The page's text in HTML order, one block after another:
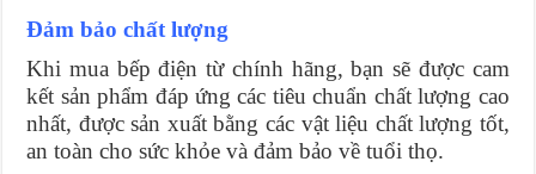
Đảm bảo chất lượng
Khi mua bếp điện từ chính hãng, bạn sẽ được cam
kết sản phẩm đáp ứng các tiêu chuẩn chất lượng cao
nhất, được sản xuất bằng các vật liệu chất lượng tốt,
an toàn cho sức khỏe và đảm bảo về tuổi thọ.